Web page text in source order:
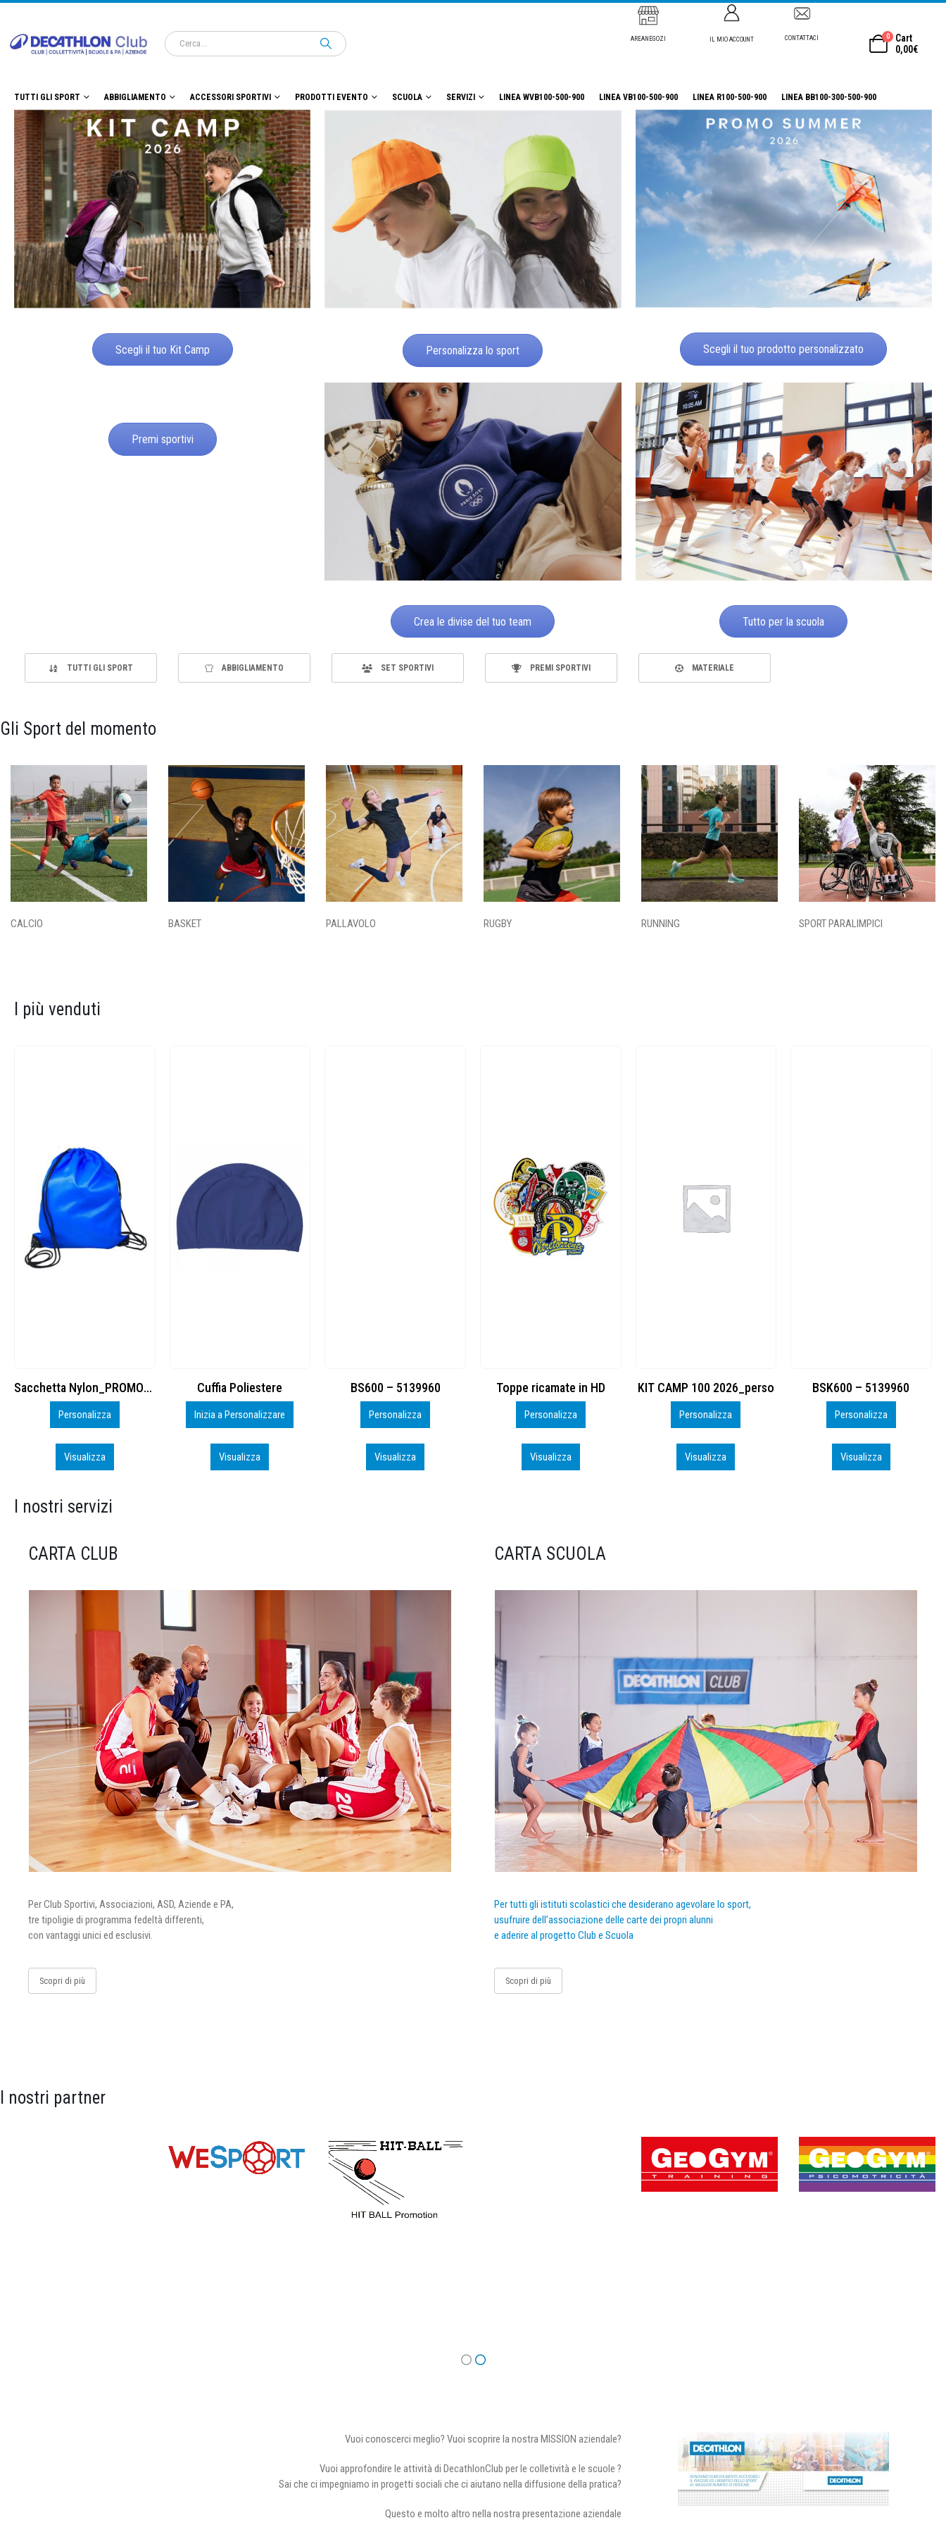
AREANEGOZI IL MIO ACCOUNT CONTATTACI 0
Cart
0,00€
TUTTI GLI SPORT ABBIGLIAMENTO ACCESSORI SPORTIVI PRODOTTI EVENTO SCUOLA SERVIZI LINEA WVB100-500-900 LINEA VB100-500-900 LINEA R100-500-900 LINEA BB100-300-500-900
Scegli il tuo Kit Camp Personalizza lo sport Scegli il tuo prodotto personalizzato
Premi sportivi
Crea le divise del tuo team Tutto per la scuola
TUTTI GLI SPORT ABBIGLIAMENTO SET SPORTIVI PREMI SPORTIVI MATERIALE
Gli Sport del momento
CALCIO BASKET PALLAVOLO RUGBY RUNNING SPORT PARALIMPICI
I più venduti
Cuffia Poliestere
Inizia a Personalizzare
Visualizza
BS600 – 5139960
Personalizza
Visualizza
Toppe ricamate in HD
Personalizza
Visualizza
KIT CAMP 100 2026_perso
Personalizza
Visualizza
BSK600 – 5139960
Personalizza
Visualizza
DTF
Personalizza
Visualizza
I nostri servizi
CARTA CLUB
Per Club Sportivi, Associazioni, ASD, Aziende e PA,
tre tipoligie di programma fedeltà differenti,
con vantaggi unici ed esclusivi.
Scopri di più
CARTA SCUOLA
Per tutti gli istituti scolastici che desiderano agevolare lo sport,
usufruire dell’associazione delle carte dei propri alunni
e aderire al progetto Club e Scuola
Scopri di più
I nostri partner
Vuoi conoscerci meglio? Vuoi scoprire la nostra MISSION aziendale?
Vuoi approfondire le attività di DecathlonClub per le colletività e le scuole ?
Sai che ci impegniamo in progetti sociali che ci aiutano nella diffusione della pratica?
Questo e molto altro nella nostra presentazione aziendale